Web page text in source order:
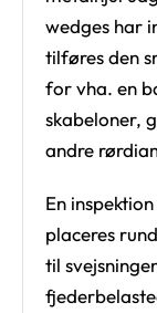
wedges har
tilføres den
for vha. en
skabeloner,
andre
En
placeres
til